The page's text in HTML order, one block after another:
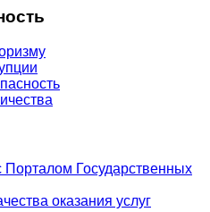
Порталом Государственных
оказания услуг